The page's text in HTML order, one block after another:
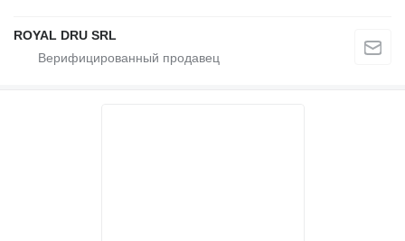
ROYAL DRU SRL